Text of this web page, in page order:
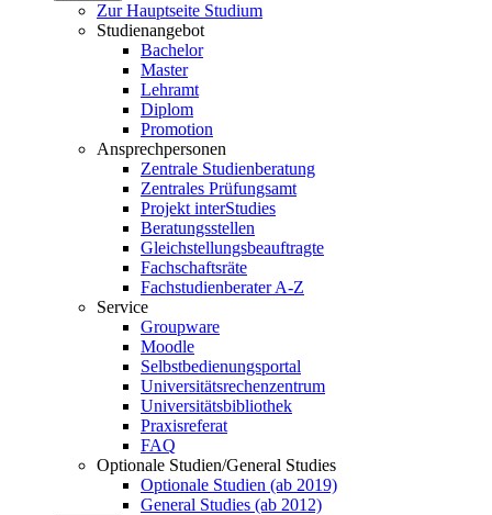
Zur Hauptseite Studium
Studienangebot
Bachelor
Master
Lehramt
Diplom
Promotion
Ansprechpersonen
Zentrale Studienberatung
Zentrales Prüfungsamt
Projekt interStudies
Beratungsstellen
Gleichstellungsbeauftragte
Fachschaftsräte
Fachstudienberater A-Z
Service
Groupware
Moodle
Selbstbedienungsportal
Universitätsrechenzentrum
Universitätsbibliothek
Praxisreferat
FAQ
Optionale Studien/General Studies
Optionale Studien (ab 2019)
General Studies (ab 2012)